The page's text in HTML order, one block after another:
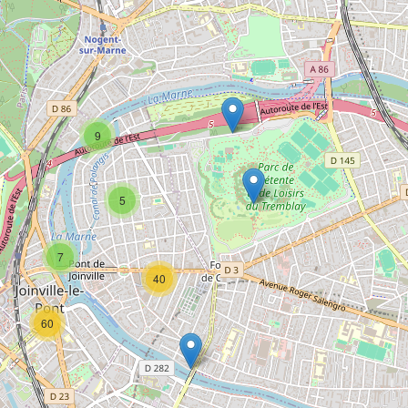
5
9
40
7
60